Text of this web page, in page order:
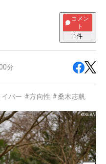
コメン
ト
1件
分
イバー #方向性 #桑木志帆